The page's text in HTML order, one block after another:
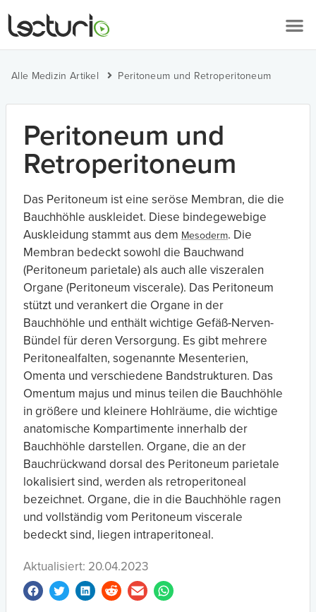
Alle Medizin Artikel Peritoneum und Retroperitoneum
Peritoneum und
Retroperitoneum
Das Peritoneum ist eine seröse Membran, die die
Bauchhöhle auskleidet. Diese bindegewebige
Auskleidung stammt aus dem Mesoderm. Die
Membran bedeckt sowohl die Bauchwand
(Peritoneum parietale) als auch alle viszeralen
Organe (Peritoneum viscerale). Das Peritoneum
stützt und verankert die Organe in der
Bauchhöhle und enthält wichtige Gefäß-Nerven-
Bündel für deren Versorgung. Es gibt mehrere
Peritonealfalten, sogenannte Mesenterien,
Omenta und verschiedene Bandstrukturen. Das
Omentum majus und minus teilen die Bauchhöhle
in größere und kleinere Hohlräume, die wichtige
anatomische Kompartimente innerhalb der
Bauchhöhle darstellen. Organe, die an der
Bauchrückwand dorsal des Peritoneum parietale
lokalisiert sind, werden als retroperitoneal
bezeichnet. Organe, die in die Bauchhöhle ragen
und vollständig vom Peritoneum viscerale
bedeckt sind, liegen intraperitoneal.
Aktualisiert: 20.04.2023